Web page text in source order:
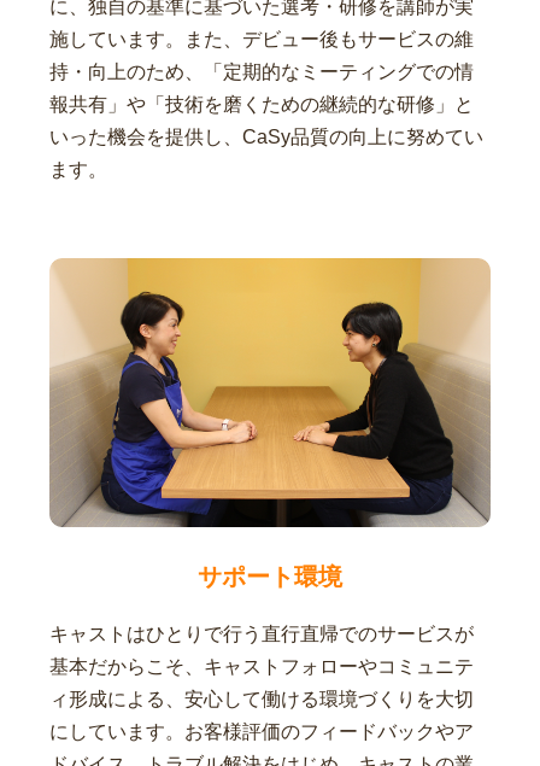
に、独自の基準に基づいた選考・研修を講師が実
施しています。また、デビュー後もサービスの維
持・向上のため、「定期的なミーティングでの情
報共有」や「技術を磨くための継続的な研修」と
いった機会を提供し、CaSy品質の向上に努めてい
ます。
サポート環境
キャストはひとりで行う直行直帰でのサービスが
基本だからこそ、キャストフォローやコミュニテ
ィ形成による、安心して働ける環境づくりを大切
にしています。お客様評価のフィードバックやア